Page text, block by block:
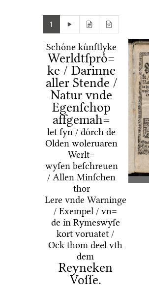
1
Schoͤne kuͤnſtlyke
Werldtſproͤ=
ke / Darinne
aller Stende /
Natur vnde
Egenſchop
affgemah=
let ſyn / doͤrch de
Olden woleruaren
Werlt=
wyſen beſchreuen
/ Allen Minſchen
thor
Lere vnde Warninge
/ Exempel / vn=
de in Rymeswyſe
kort voruatet /
Ock thom deel vth
dem
Reyneken
Voſſe.